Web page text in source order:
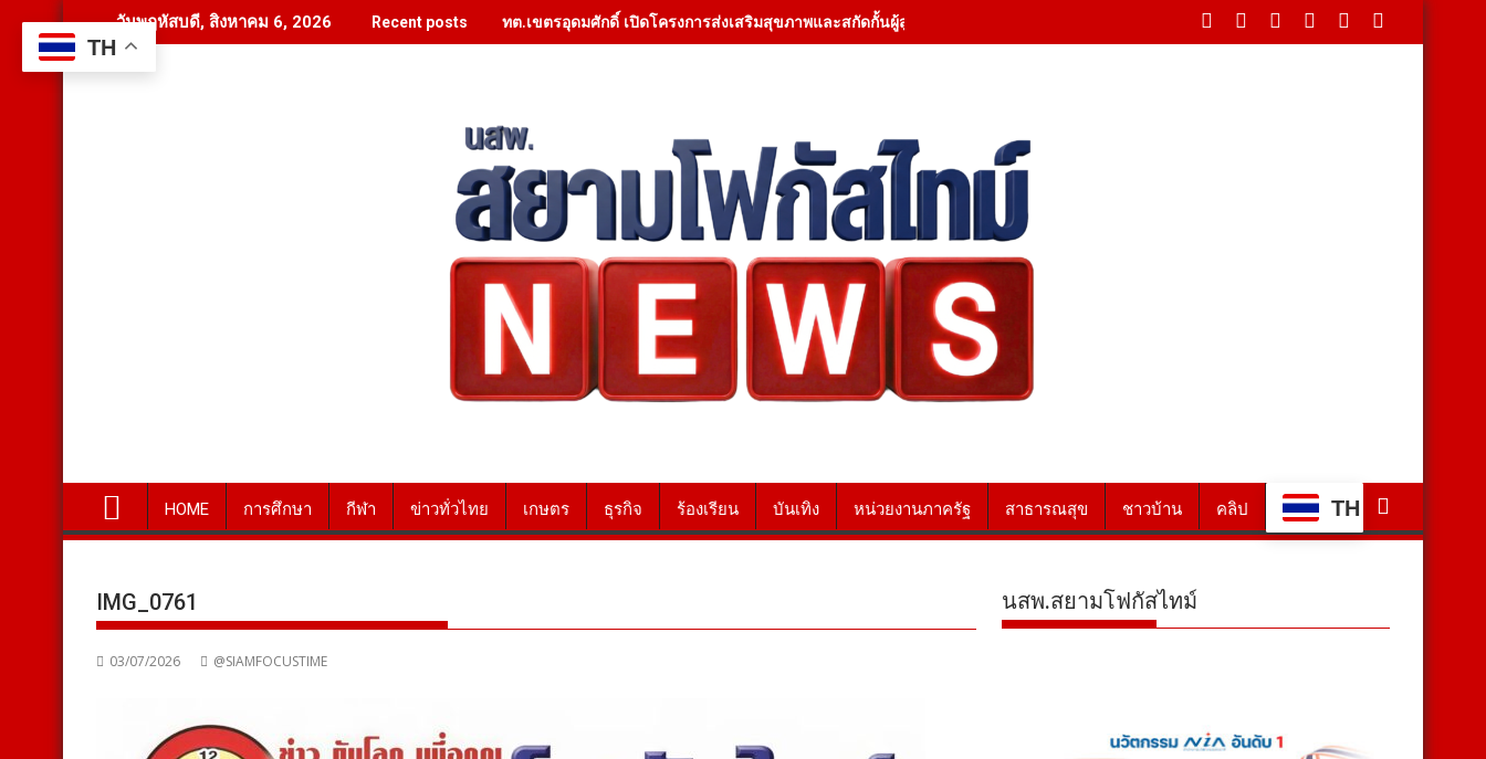
to
content
วันพฤหัสบดี, สิงหาคม 6, 2026 Recent posts ทต.เขตรอุดมศักดิ์ เปิดโครงการส่งเสริมสุขภาพและสกัดกั้นผู้สูบบุหรี่ รายใหม่ ประจำปี 2569
HOME การศึกษา กีฬา ข่าวทั่วไทย เกษตร ธุรกิจ ร้องเรียน บันเทิง หน่วยงานภาครัฐ สาธารณสุข ชาวบ้าน คลิป TH
IMG_0761
03/07/2026 @SIAMFOCUSTIME
นสพ.สยามโฟกัสไทม์
TH